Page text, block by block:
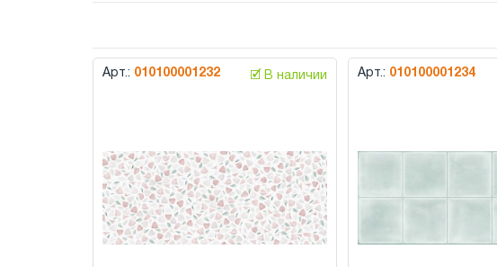
Арт.: 010100001232 🗹 В наличии Арт.: 010100001234